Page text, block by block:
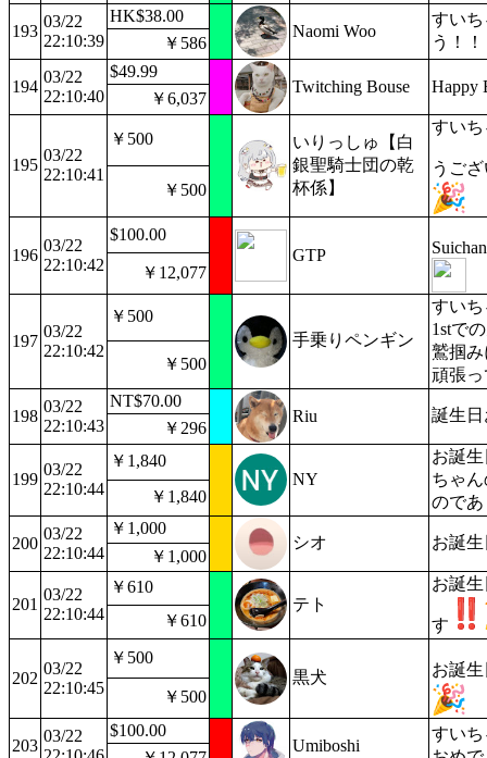
193
03/22
22:10:39
HK$38.00
Naomi Woo
すい
う！
￥586
194
03/22
22:10:40
$49.99
Twitching Bouse
Happy
￥6,037
195
03/22
22:10:41
￥500
いりっしゅ【白
銀聖騎士団の乾
杯係】
すい
うご
￥500
196
03/22
22:10:42
$100.00
GTP
￥12,077
197
03/22
22:10:42
￥500
手乗りペンギン
すい
1stで
鷲掴
頑張っ
￥500
198
03/22
22:10:43
NT$70.00
Riu
誕生
￥296
199
03/22
22:10:44
￥1,840
NY
お誕
ちゃ
ので
￥1,840
200
03/22
22:10:44
￥1,000
シオ お誕
￥1,000
201
03/22
22:10:44
￥610
テト
お誕
す
￥610
202
03/22
22:10:45
￥500
黒犬
お誕
￥500
203
03/22
$100.00
Umiboshi
すい